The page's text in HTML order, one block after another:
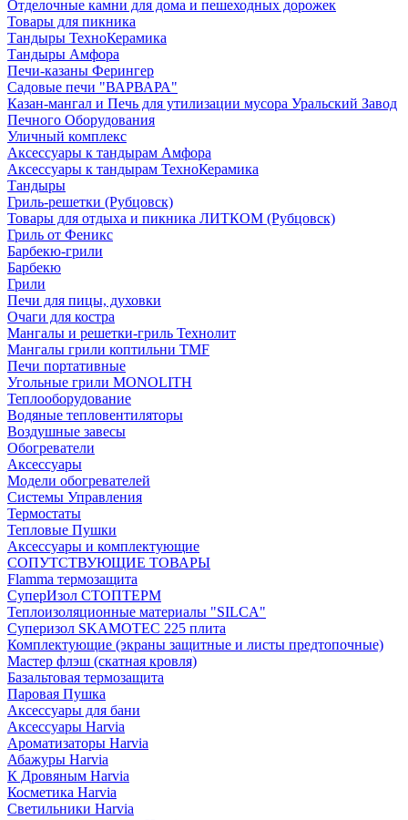
Отделочные камни для дома и пешеходных дорожек
Товары для пикника
Тандыры ТехноКерамика
Тандыры Амфора
Печи-казаны Ферингер
Садовые печи "ВАРВАРА"
Казан-мангал и Печь для утилизации мусора Уральский Завод
Печного Оборудования
Уличный комплекс
Аксессуары к тандырам Амфора
Аксессуары к тандырам ТехноКерамика
Тандыры
Гриль-решетки (Рубцовск)
Товары для отдыха и пикника ЛИТКОМ (Рубцовск)
Гриль от Феникс
Барбекю-грили
Барбекю
Грили
Печи для пицы, духовки
Очаги для костра
Мангалы и решетки-гриль Технолит
Мангалы грили коптильни TMF
Печи портативные
Угольные грили MONOLITH
Теплооборудование
Водяные тепловентиляторы
Воздушные завесы
Обогреватели
Аксессуары
Модели обогревателей
Системы Управления
Термостаты
Тепловые Пушки
Аксессуары и комплектующие
СОПУТСТВУЮЩИЕ ТОВАРЫ
Flamma термозащита
СуперИзол СТОПТЕРМ
Теплоизоляционные материалы "SILCA"
Суперизол SKAMOTEC 225 плита
Комплектующие (экраны защитные и листы предтопочные)
Мастер флэш (скатная кровля)
Базальтовая термозащита
Паровая Пушка
Аксессуары для бани
Аксессуары Harvia
Ароматизаторы Harvia
Абажуры Harvia
К Дровяным Harvia
Косметика Harvia
Светильники Harvia